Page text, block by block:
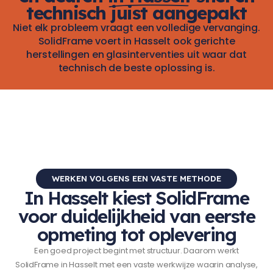
technisch juist aangepakt
Niet elk probleem vraagt een volledige vervanging.
SolidFrame voert in Hasselt ook gerichte
herstellingen en glasinterventies uit waar dat
technisch de beste oplossing is.
WERKEN VOLGENS EEN VASTE METHODE
In Hasselt kiest SolidFrame
voor duidelijkheid van eerste
opmeting tot oplevering
Een goed project begint met structuur. Daarom werkt
SolidFrame in Hasselt met een vaste werkwijze waarin analyse,